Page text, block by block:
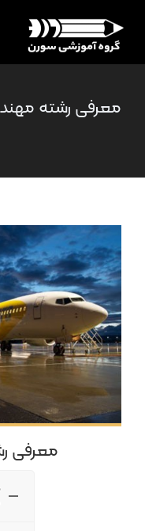
معرفی رشته
معرفی